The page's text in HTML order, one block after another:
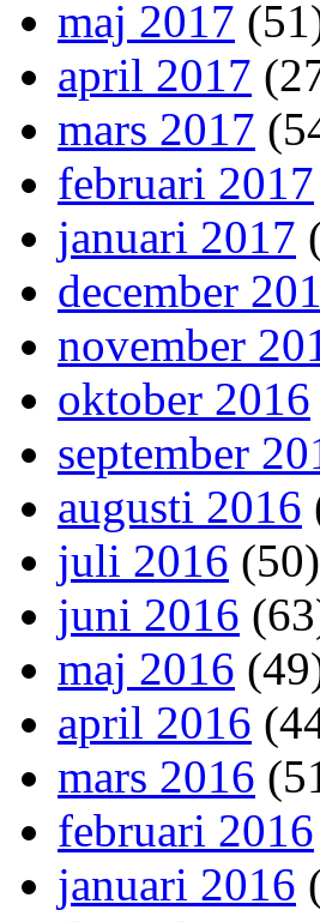
maj 2017
april 2017
mars 2017
februari 2017
januari 2017
december
november
oktober 2016
september
augusti 2016
juli 2016 (50)
juni 2016
maj 2016
april 2016
mars 2016
februari 2016
januari 2016